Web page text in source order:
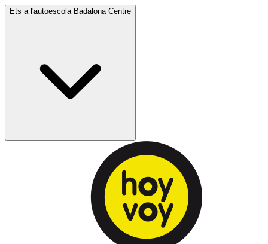
Ets a l'autoescola Badalona Centre